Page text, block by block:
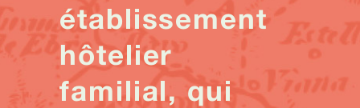
établissement
hôtelier
familial, qui